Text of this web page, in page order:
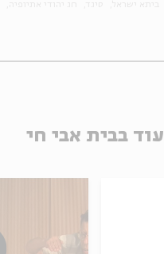
עוד בבית אבי חי